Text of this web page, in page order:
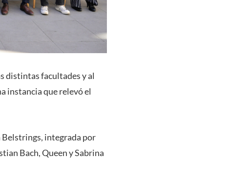
distintas facultades y al
instancia que relevó el
Belstrings, integrada por
Bach, Queen y Sabrina